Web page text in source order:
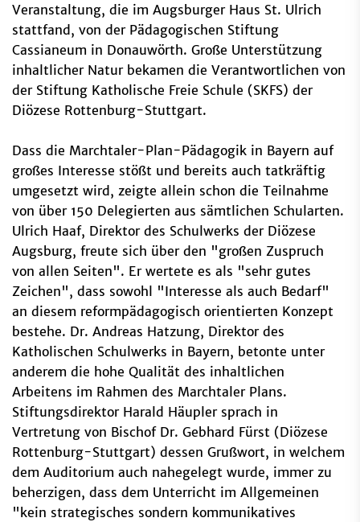
Veranstaltung, die im Augsburger Haus St. Ulrich
stattfand, von der Pädagogischen Stiftung
Cassianeum in Donauwörth. Große Unterstützung
inhaltlicher Natur bekamen die Verantwortlichen von
der Stiftung Katholische Freie Schule (SKFS) der
Diözese Rottenburg-Stuttgart.
Dass die Marchtaler-Plan-Pädagogik in Bayern auf
großes Interesse stößt und bereits auch tatkräftig
umgesetzt wird, zeigte allein schon die Teilnahme
von über 150 Delegierten aus sämtlichen Schularten.
Ulrich Haaf, Direktor des Schulwerks der Diözese
Augsburg, freute sich über den "großen Zuspruch
von allen Seiten". Er wertete es als "sehr gutes
Zeichen", dass sowohl "Interesse als auch Bedarf"
an diesem reformpädagogisch orientierten Konzept
bestehe. Dr. Andreas Hatzung, Direktor des
Katholischen Schulwerks in Bayern, betonte unter
anderem die hohe Qualität des inhaltlichen
Arbeitens im Rahmen des Marchtaler Plans.
Stiftungsdirektor Harald Häupler sprach in
Vertretung von Bischof Dr. Gebhard Fürst (Diözese
Rottenburg-Stuttgart) dessen Grußwort, in welchem
dem Auditorium auch nahegelegt wurde, immer zu
beherzigen, dass dem Unterricht im Allgemeinen
"kein strategisches sondern kommunikatives